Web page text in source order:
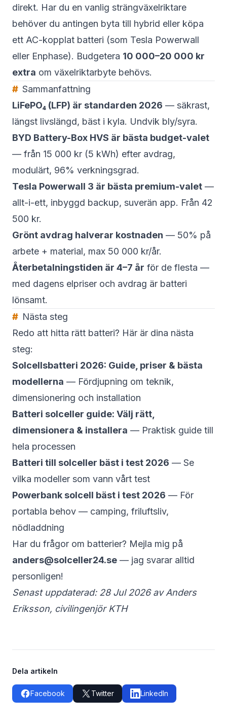
direkt. Har du en vanlig strängväxelriktare
behöver du antingen byta till hybrid eller köpa
ett AC-kopplat batteri (som Tesla Powerwall
eller Enphase). Budgetera 10 000–20 000 kr
extra om växelriktarbyte behövs.
Sammanfattning
LiFePO₄ (LFP) är standarden 2026 — säkrast,
längst livslängd, bäst i kyla. Undvik bly/syra.
BYD Battery-Box HVS är bästa budget-valet
— från 15 000 kr (5 kWh) efter avdrag,
modulärt, 96% verkningsgrad.
Tesla Powerwall 3 är bästa premium-valet —
allt-i-ett, inbyggd backup, suverän app. Från 42
500 kr.
Grönt avdrag halverar kostnaden — 50% på
arbete + material, max 50 000 kr/år.
Återbetalningstiden är 4–7 år för de flesta —
med dagens elpriser och avdrag är batteri
lönsamt.
Nästa steg
Redo att hitta rätt batteri? Här är dina nästa
steg:
Solcellsbatteri 2026: Guide, priser & bästa
modellerna — Fördjupning om teknik,
dimensionering och installation
Batteri solceller guide: Välj rätt,
dimensionera & installera — Praktisk guide till
hela processen
Batteri till solceller bäst i test 2026 — Se
vilka modeller som vann vårt test
Powerbank solcell bäst i test 2026 — För
portabla behov — camping, friluftsliv,
nödladdning
Har du frågor om batterier? Mejla mig på
anders@solceller24.se — jag svarar alltid
personligen!
Senast uppdaterad: 28 Jul 2026 av Anders
Eriksson, civilingenjör KTH
Dela artikeln
Facebook Twitter LinkedIn